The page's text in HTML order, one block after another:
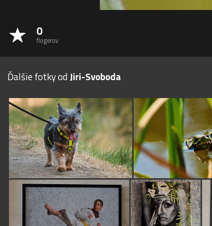
0
flogerov
Ďalšie fotky odJiri-Svoboda